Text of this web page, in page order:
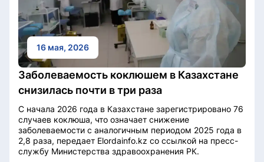
16 мая, 2026
Заболеваемость коклюшем в Казахстане
снизилась почти в три раза
С начала 2026 года в Казахстане зарегистрировано 76
случаев коклюша, что означает снижение
заболеваемости с аналогичным периодом 2025 года в
2,8 раза, передает Elordainfo.kz со ссылкой на пресс-
службу Министерства здравоохранения РК.